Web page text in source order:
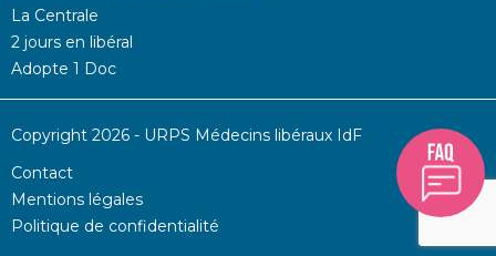
La Centrale
2 jours en libéral
Adopte 1 Doc
Copyright 2026 - URPS Médecins libéraux IdF
Contact
Mentions légales
Politique de confidentialité